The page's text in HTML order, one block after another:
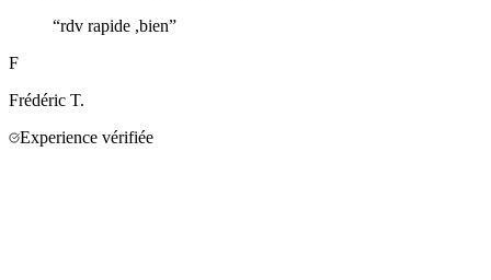
“rdv rapide ,bien”
F
Frédéric T.
Experience vérifiée